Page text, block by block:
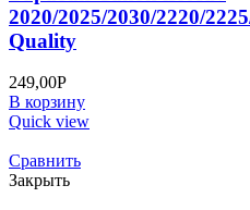
2020/2025/2030/2220/
Quality
249,00Р
В корзину
Quick view
Сравнить
Закрыть